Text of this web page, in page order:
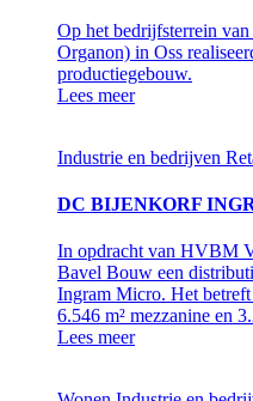
Op het bedrijfsterrein
Organon) in Oss
productiegebouw.
Lees meer
Industrie en bedrijven
DC BIJENKORF
In opdracht van HVBM
Bavel Bouw een
Ingram Micro. Het
6.546 m² mezzanine en
Lees meer